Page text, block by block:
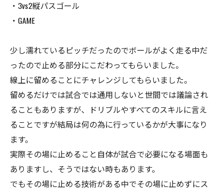
・3vs2縦パスゴール
・GAME
少し濡れているピッチだったのでボールがよく走る中だ
ったので止める部分にこだわってもらいました。
線上に留めることにチャレンジしてもらいました。
留めるだけでは試合では通用しないと世間では議論され
ることもありますが、ドリブルやすべてのスキルに言え
ることですが結局は何の為に行っているかが大事になり
ます。
実際その場に止めること自体が試合で必要になる場面も
ありますし、そうではない時もあります。
でもその場に止める技術がある中でその場に止めずにス